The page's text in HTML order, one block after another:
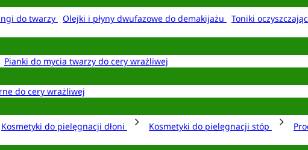
do twarzy Olejki i płyny dwufazowe do demakijażu Toniki
Pianki do mycia twarzy do cery wrażliwej
do cery wrażliwej
Kosmetyki do pielęgnacji dłoni Kosmetyki do pielęgnacji stóp